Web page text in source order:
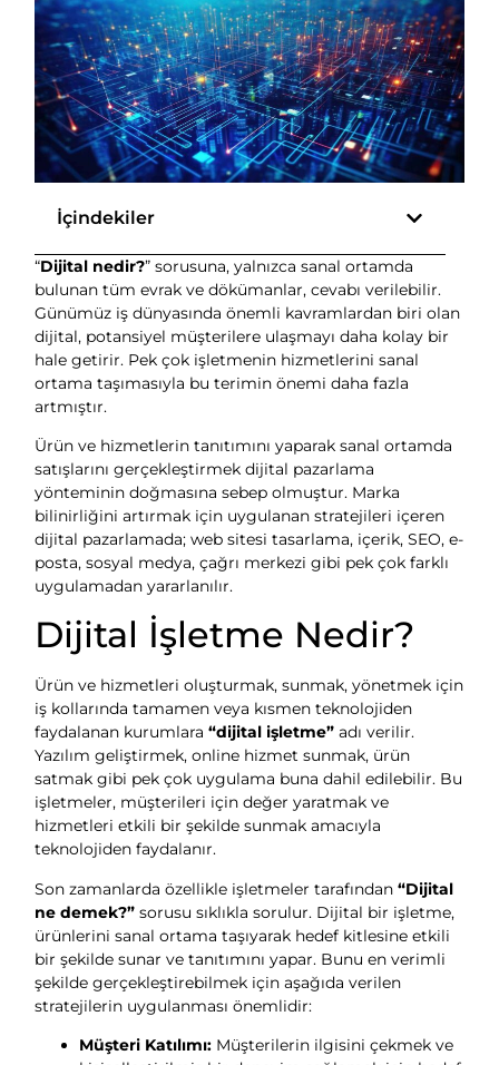
İçindekiler
“Dijital nedir?” sorusuna, yalnızca sanal ortamda
bulunan tüm evrak ve dökümanlar, cevabı verilebilir.
Günümüz iş dünyasında önemli kavramlardan biri olan
dijital, potansiyel müşterilere ulaşmayı daha kolay bir
hale getirir. Pek çok işletmenin hizmetlerini sanal
ortama taşımasıyla bu terimin önemi daha fazla
artmıştır.
Ürün ve hizmetlerin tanıtımını yaparak sanal ortamda
satışlarını gerçekleştirmek dijital pazarlama
yönteminin doğmasına sebep olmuştur. Marka
bilinirliğini artırmak için uygulanan stratejileri içeren
dijital pazarlamada; web sitesi tasarlama, içerik, SEO, e-
posta, sosyal medya, çağrı merkezi gibi pek çok farklı
uygulamadan yararlanılır.
Dijital İşletme Nedir?
Ürün ve hizmetleri oluşturmak, sunmak, yönetmek için
iş kollarında tamamen veya kısmen teknolojiden
faydalanan kurumlara“dijital işletme” adı verilir.
Yazılım geliştirmek, online hizmet sunmak, ürün
satmak gibi pek çok uygulama buna dahil edilebilir. Bu
işletmeler, müşterileri için değer yaratmak ve
hizmetleri etkili bir şekilde sunmak amacıyla
teknolojiden faydalanır.
Son zamanlarda özellikle işletmeler tarafından “Dijital
ne demek?” sorusu sıklıkla sorulur. Dijital bir işletme,
ürünlerini sanal ortama taşıyarak hedef kitlesine etkili
bir şekilde sunar ve tanıtımını yapar. Bunu en verimli
şekilde gerçekleştirebilmek için aşağıda verilen
stratejilerin uygulanması önemlidir:
Müşteri Katılımı: Müşterilerin ilgisini çekmek ve